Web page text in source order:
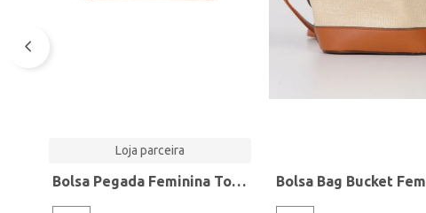
Loja parceira
Bolsa Pegada Feminina Tote em Couro Off White BO210011-03